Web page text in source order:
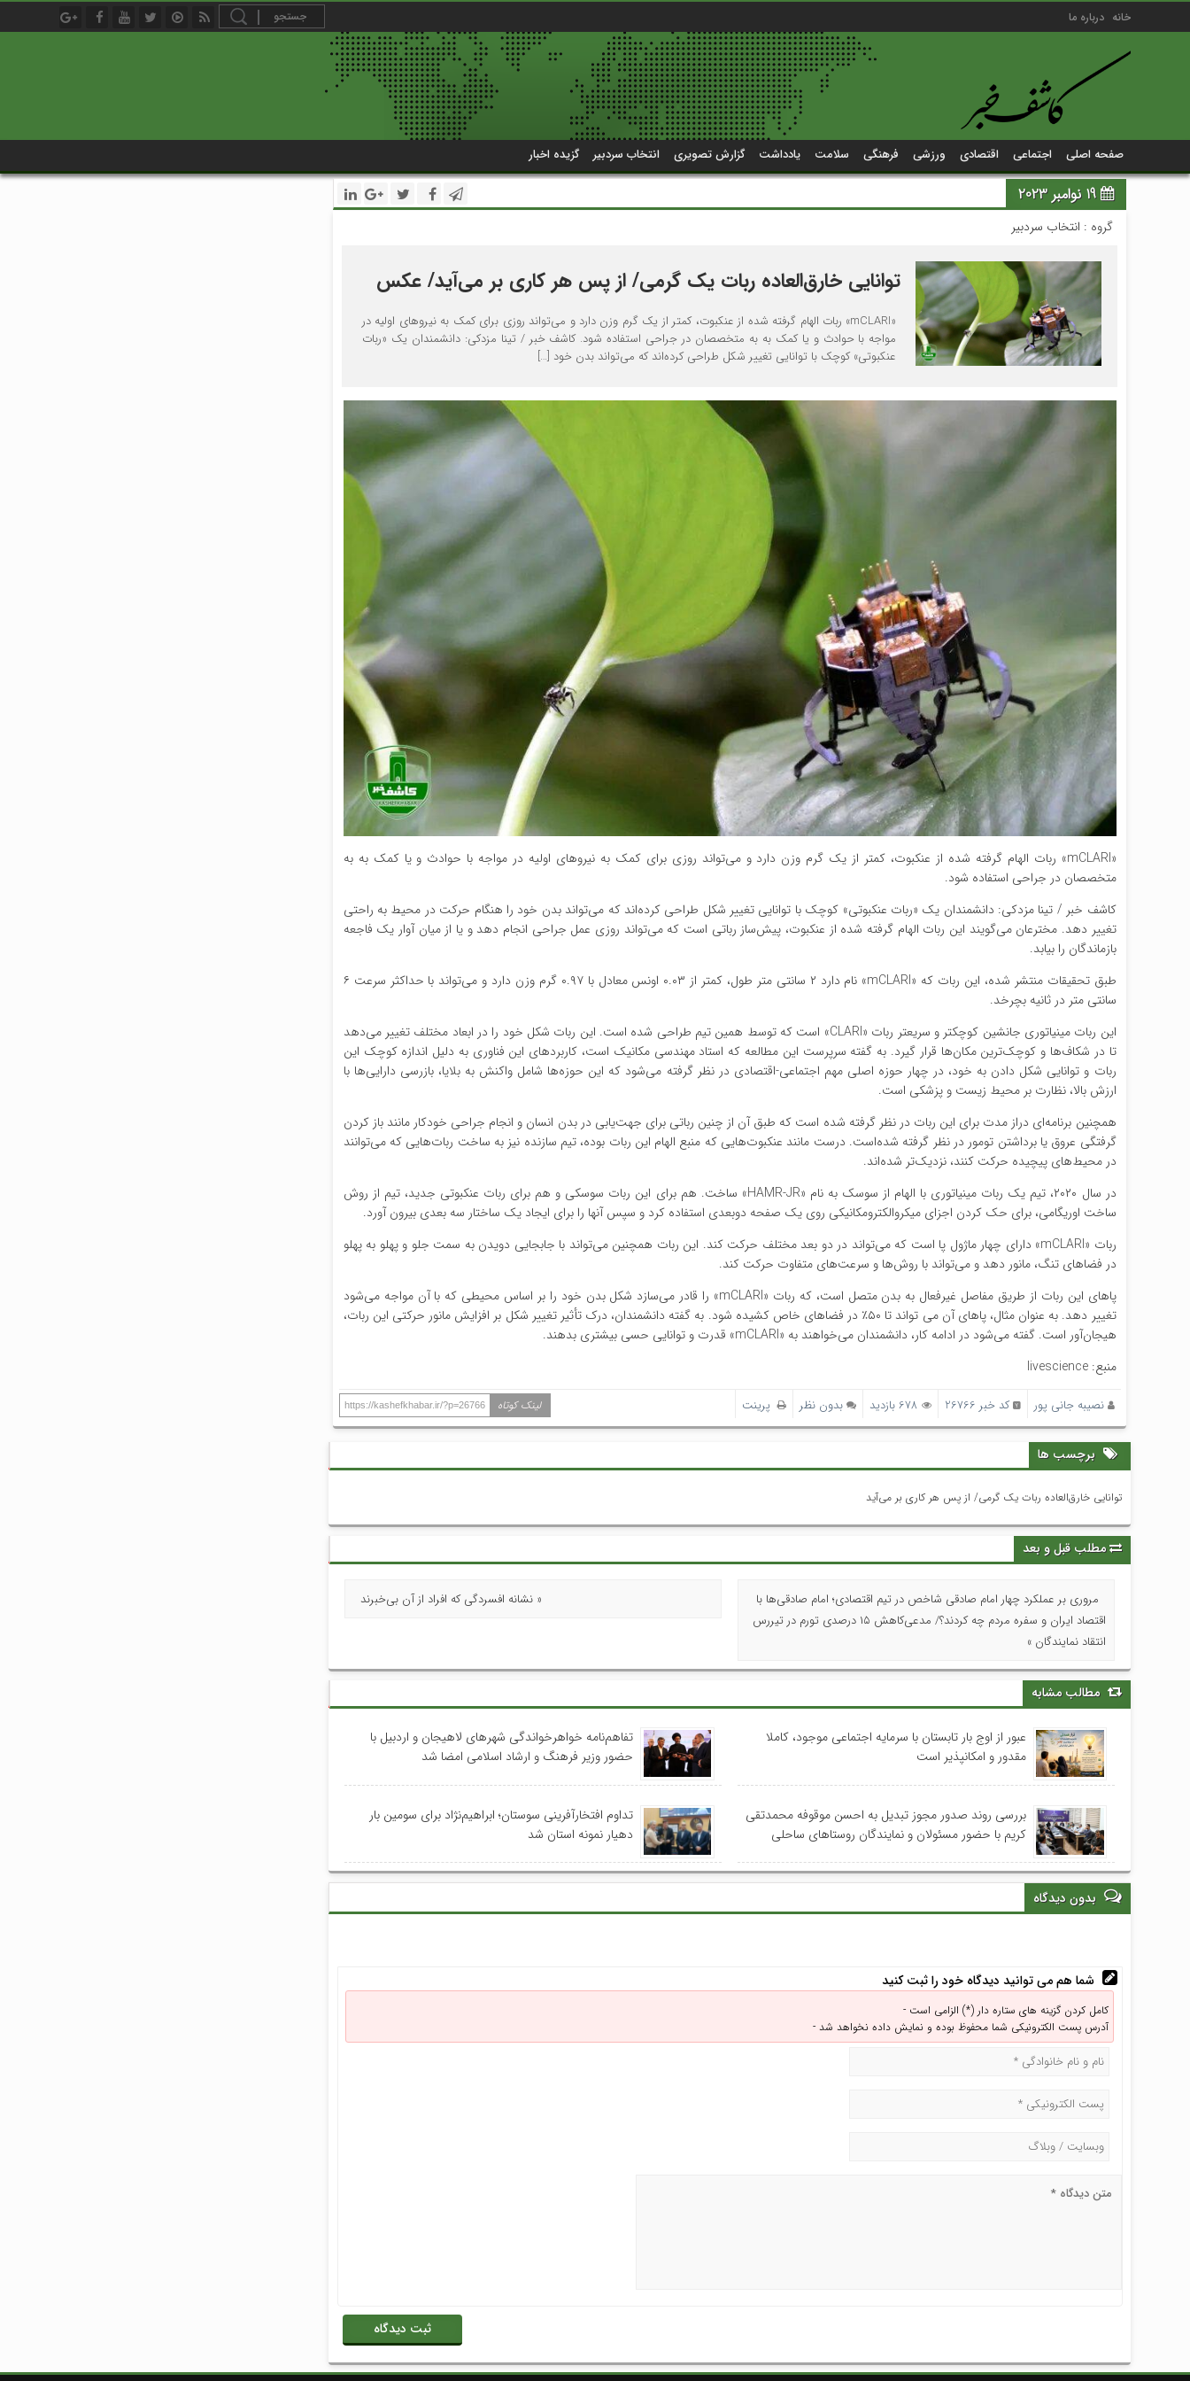
خانه درباره ما
صفحه اصلی اجتماعی اقتصادی ورزشی فرهنگی سلامت یادداشت گزارش تصویری انتخاب سردبیر گزیده اخبار
19 نوامبر 2023
گروه : انتخاب سردبیر
توانایی خارق‌العاده ربات یک گرمی/ از پس هر کاری بر می‌آید/ عکس
«mCLARI» ربات الهام گرفته شده از عنکبوت، کمتر از یک گرم وزن دارد و می‌تواند روزی برای کمک به نیروهای اولیه در
مواجه با حوادث و یا کمک به به متخصصان در جراحی استفاده شود. کاشف خبر / تینا مزدکی: دانشمندان یک «ربات
عنکبوتی» کوچک با توانایی تغییر شکل طراحی کرده‌اند که می‌تواند بدن خود […]
«mCLARI» ربات الهام گرفته شده از عنکبوت، کمتر از یک گرم وزن دارد و می‌تواند روزی برای کمک به نیروهای اولیه در مواجه با حوادث و یا کمک به به
متخصصان در جراحی استفاده شود.
کاشف خبر / تینا مزدکی: دانشمندان یک «ربات عنکبوتی» کوچک با توانایی تغییر شکل طراحی کرده‌اند که می‌تواند بدن خود را هنگام حرکت در محیط به راحتی
تغییر دهد. مخترعان می‌گویند این ربات الهام گرفته شده از عنکبوت، پیش‌ساز رباتی است که می‌تواند روزی عمل جراحی انجام دهد و یا از میان آوار یک فاجعه
بازماندگان را بیابد.
طبق تحقیقات منتشر شده، این ربات که «mCLARI» نام دارد ۲ سانتی متر طول، کمتر از ۰.۰۳ اونس معادل با ۰.۹۷ گرم وزن دارد و می‌تواند با حداکثر سرعت ۶
سانتی متر در ثانیه بچرخد.
این ربات مینیاتوری جانشین کوچکتر و سریعتر ربات «CLARI» است که توسط همین تیم طراحی شده است. این ربات شکل خود را در ابعاد مختلف تغییر می‌دهد
تا در شکاف‌ها و کوچک‌ترین مکان‌ها قرار گیرد. به گفته سرپرست این مطالعه که استاد مهندسی مکانیک است، کاربردهای این فناوری به دلیل اندازه کوچک این
ربات و توانایی شکل دادن به خود، در چهار حوزه اصلی مهم اجتماعی-اقتصادی در نظر گرفته می‌شود که این حوزه‌ها شامل واکنش به بلایا، بازرسی دارایی‌ها با
ارزش بالا، نظارت بر محیط زیست و پزشکی است.
همچنین برنامه‌ای دراز مدت برای این ربات در نظر گرفته شده است که طبق آن از چنین رباتی برای جهت‌یابی در بدن انسان و انجام جراحی خودکار مانند باز کردن
گرفتگی عروق یا برداشتن تومور در نظر گرفته شده‌است. درست مانند عنکبوت‌هایی که منبع الهام این ربات بوده، تیم سازنده نیز به ساخت ربات‌هایی که می‌توانند
در محیط‌های پیچیده حرکت کنند، نزدیک‌تر شده‌اند.
در سال ۲۰۲۰، تیم یک ربات مینیاتوری با الهام از سوسک به نام «HAMR-JR» ساخت. هم برای این ربات سوسکی و هم برای ربات عنکبوتی جدید، تیم از روش
ساخت اوریگامی، برای حک کردن اجزای میکروالکترومکانیکی روی یک صفحه دوبعدی استفاده کرد و سپس آنها را برای ایجاد یک ساختار سه بعدی بیرون آورد.
ربات «mCLARI» دارای چهار ماژول پا است که می‌تواند در دو بعد مختلف حرکت کند. این ربات همچنین می‌تواند با جابجایی دویدن به سمت جلو و پهلو به پهلو
در فضاهای تنگ، مانور دهد و می‌تواند با روش‌ها و سرعت‌های متفاوت حرکت کند.
پاهای این ربات از طریق مفاصل غیرفعال به بدن متصل است، که ربات «mCLARI» را قادر می‌سازد شکل بدن خود را بر اساس محیطی که با آن مواجه می‌شود
تغییر دهد. به عنوان مثال، پاهای آن می تواند تا ۵۰٪ در فضاهای خاص کشیده شود. به گفته دانشمندان‌، درک تأثیر تغییر شکل بر افزایش مانور حرکتی این ربات،
هیجان‌آور است. گفته می‌شود در ادامه کار، دانشمندان می‌خواهند به «mCLARI» قدرت و توانایی حسی بیشتری بدهند.
منبع: livescience
نصیبه جانی پور کد خبر 26766 بدون نظر پرینت لینک کوتاه https://kashefkhabar.ir/?p=26766
برچسب ها
توانایی خارق‌العاده ربات یک گرمی/ از پس هر کاری بر می‌آید
مطلب قبل و بعد
مروری بر عملکرد چهار امام صادقی شاخص در تیم اقتصادی؛ امام صادقی‌ها با
اقتصاد ایران و سفره مردم چه کردند؟/ مدعی‌کاهش ۱۵ درصدی تورم در تیررس
انتقاد نمایندگان »
« نشانه افسردگی که افراد از آن بی‌خبرند
مطالب مشابه
عبور از اوج بار تابستان با سرمایه اجتماعی موجود، کاملا
مقدور و امکانپذیر است
تفاهم‌نامه خواهرخواندگی شهرهای لاهیجان و اردبیل با
حضور وزیر فرهنگ و ارشاد اسلامی امضا شد
بررسی روند صدور مجوز تبدیل به احسن موقوفه محمدتقی
کریم با حضور مسئولان و نمایندگان روستاهای ساحلی
تداوم افتخارآفرینی سوستان؛ ابراهیم‌نژاد برای سومین بار
دهیار نمونه استان شد
بدون دیدگاه
شما هم می توانید دیدگاه خود را ثبت کنید
کامل کردن گزینه های ستاره دار (*) الزامی است -
آدرس پست الکترونیکی شما محفوظ بوده و نمایش داده نخواهد شد -